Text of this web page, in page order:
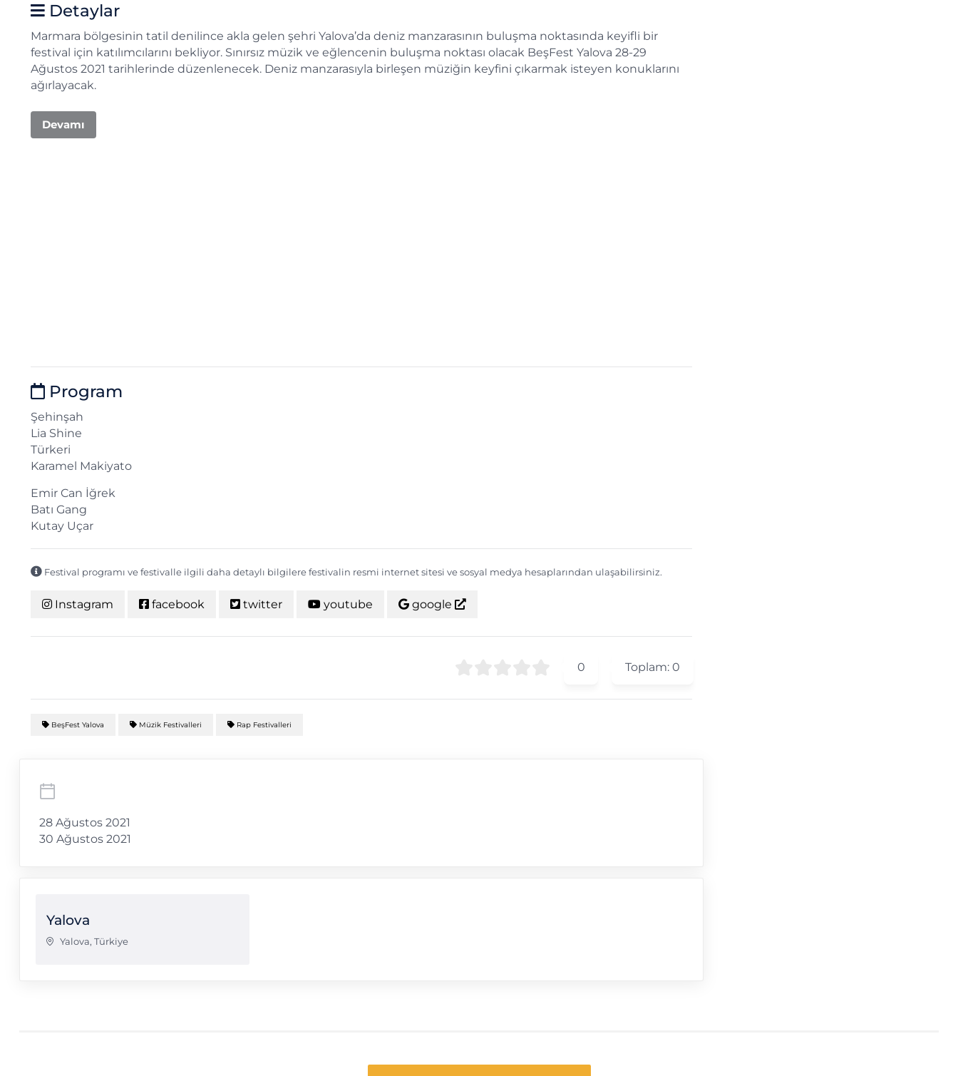
Detaylar
Marmara bölgesinin tatil denilince akla gelen şehri Yalova’da deniz manzarasının buluşma noktasında keyifli bir
festival için katılımcılarını bekliyor. Sınırsız müzik ve eğlencenin buluşma noktası olacak BeşFest Yalova 28-29
Ağustos 2021 tarihlerinde düzenlenecek. Deniz manzarasıyla birleşen müziğin keyfini çıkarmak isteyen konuklarını
ağırlayacak.
Devamı
Program
Şehinşah
Lia Shine
Türkeri
Karamel Makiyato
Emir Can İğrek
Batı Gang
Kutay Uçar
Festival programı ve festivalle ilgili daha detaylı bilgilere festivalin resmi internet sitesi ve sosyal medya hesaplarından ulaşabilirsiniz.
Instagram facebook twitter youtube google
0 Toplam: 0
BeşFest Yalova Müzik Festivalleri Rap Festivalleri
28 Ağustos 2021
30 Ağustos 2021
Yalova
Yalova, Türkiye